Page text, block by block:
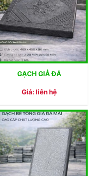
GẠCH GIẢ ĐÁ
Giá: liên hệ